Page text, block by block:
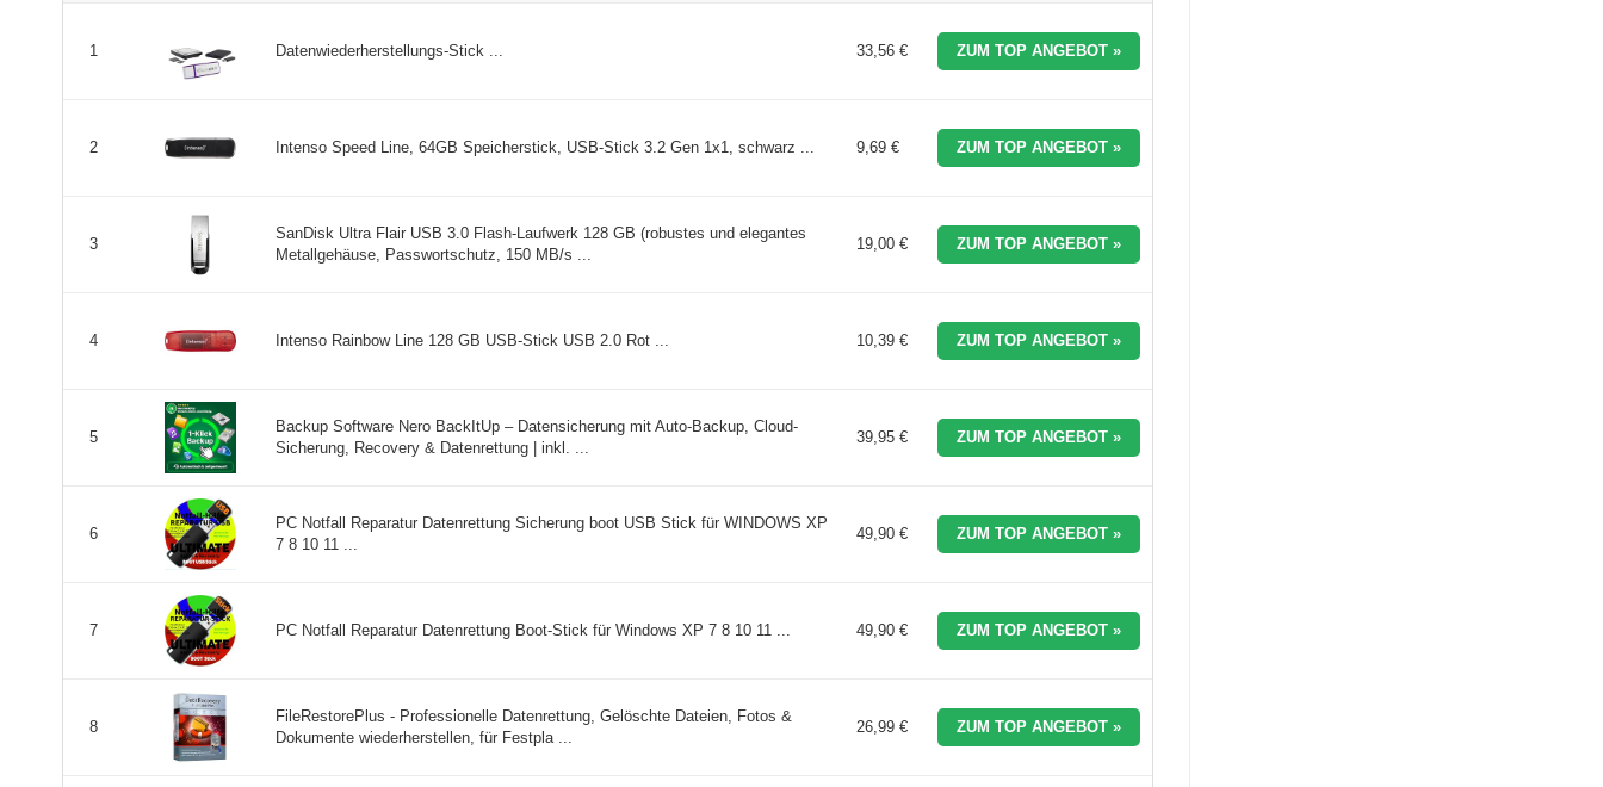
1 Datenwiederherstellungs-Stick ... 33,56 € ZUM TOP ANGEBOT »
2 Intenso Speed Line, 64GB Speicherstick, USB-Stick 3.2 Gen 1x1, schwarz ... 9,69 € ZUM TOP ANGEBOT »
3
SanDisk Ultra Flair USB 3.0 Flash-Laufwerk 128 GB (robustes und elegantes
Metallgehäuse, Passwortschutz, 150 MB/s ...
19,00 € ZUM TOP ANGEBOT »
4 Intenso Rainbow Line 128 GB USB-Stick USB 2.0 Rot ... 10,39 € ZUM TOP ANGEBOT »
5
Backup Software Nero BackItUp – Datensicherung mit Auto-Backup, Cloud-
Sicherung, Recovery & Datenrettung | inkl. ...
39,95 € ZUM TOP ANGEBOT »
6
PC Notfall Reparatur Datenrettung Sicherung boot USB Stick für WINDOWS XP
7 8 10 11 ...
49,90 € ZUM TOP ANGEBOT »
7 PC Notfall Reparatur Datenrettung Boot-Stick für Windows XP 7 8 10 11 ... 49,90 € ZUM TOP ANGEBOT »
8
FileRestorePlus - Professionelle Datenrettung, Gelöschte Dateien, Fotos &
Dokumente wiederherstellen, für Festpla ...
26,99 € ZUM TOP ANGEBOT »